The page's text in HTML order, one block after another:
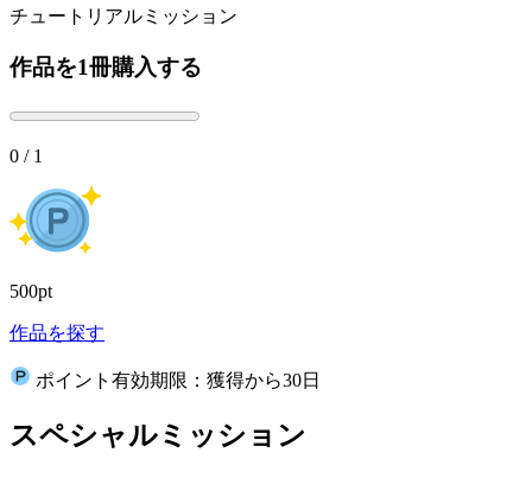
チュートリアルミッション
作品を1冊購入する
0 / 1
500pt
作品を探す
ポイント有効期限：獲得から30日
スペシャルミッション